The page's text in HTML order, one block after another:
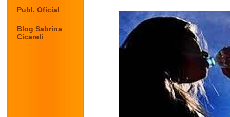
Publ. Oficial
Blog Sabrina
Cicareli